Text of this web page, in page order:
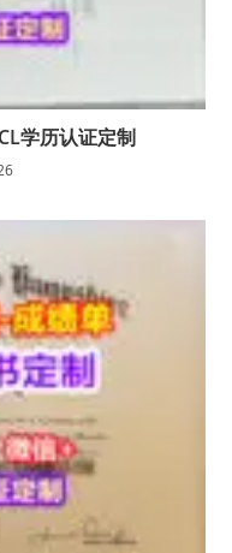
学历认证定制